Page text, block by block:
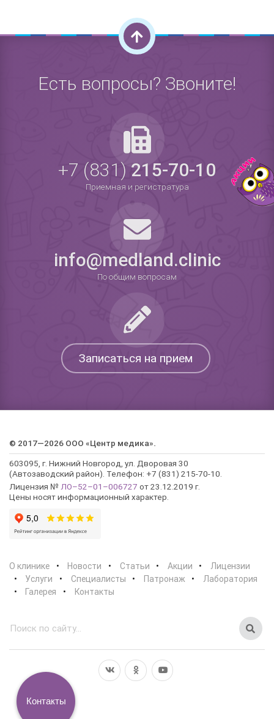
Есть вопросы? Звоните!
+7 (831)215-70-10
Приемная и регистратура
info@medland.clinic
По общим вопросам
Записаться на прием
© 2017—2026 ООО «Центр медика».
603095, г. Нижний Новгород, ул. Дворовая 30
(Автозаводский район). Телефон: +7 (831) 215-70-10.
Лицензия № ЛО–52–01–006727 от 23.12.2019 г.
Цены носят информационный характер.
О клинике Новости Статьи Акции
Лицензии
Услуги
Специалисты Патронаж
Лаборатория
Галерея
Контакты
Контакты